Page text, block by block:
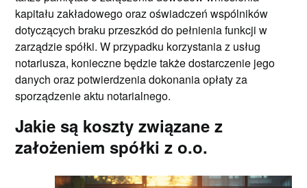
kapitału zakładowego oraz oświadczeń wspólników
dotyczących braku przeszkód do pełnienia funkcji w
zarządzie spółki. W przypadku korzystania z usług
notariusza, konieczne będzie także dostarczenie jego
danych oraz potwierdzenia dokonania opłaty za
sporządzenie aktu notarialnego.
Jakie są koszty związane z
założeniem spółki z o.o.